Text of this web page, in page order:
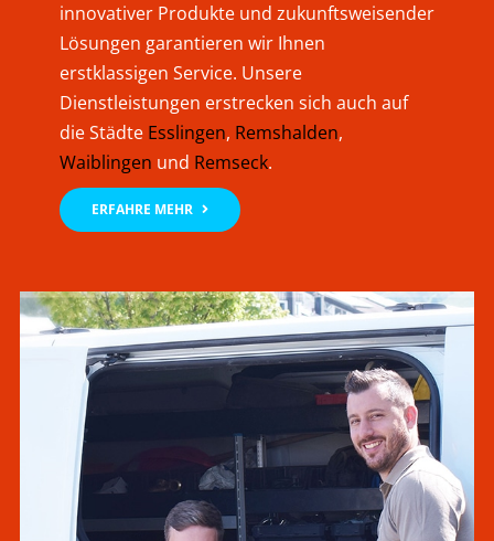
innovativer Produkte und zukunftsweisender
Lösungen garantieren wir Ihnen
erstklassigen Service. Unsere
Dienstleistungen erstrecken sich auch auf
die Städte Esslingen, Remshalden,
Waiblingen und Remseck.
ERFAHRE MEHR